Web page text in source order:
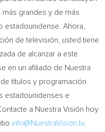
grandes y de más
estadounidense. Ahora,
de televisión, usted tiene
de alcanzar a este
en un afiliado de Nuestra
títulos y programación
estadounidenses e
a Nuestra Visión hoy
info@NuestraVision.tv.